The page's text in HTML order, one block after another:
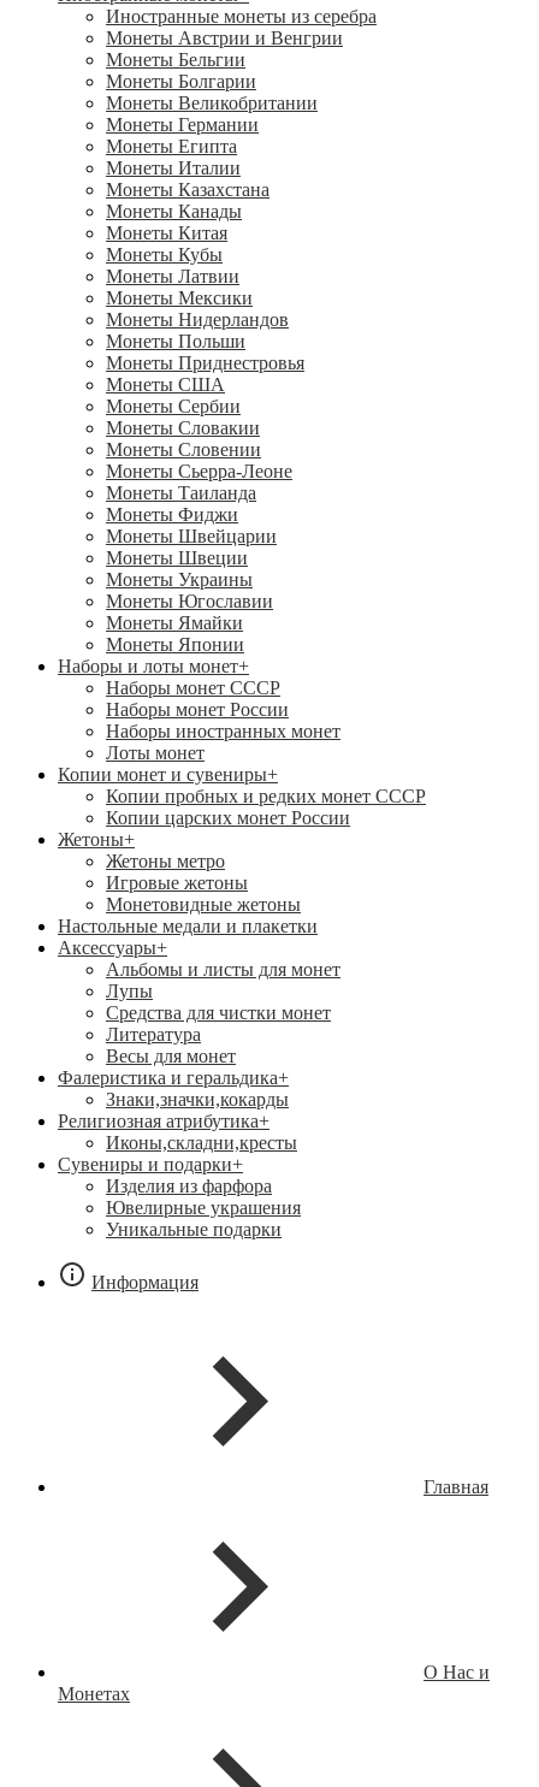
Иностранные монеты из серебра
Монеты Австрии и Венгрии
Монеты Бельгии
Монеты Болгарии
Монеты Великобритании
Монеты Германии
Монеты Египта
Монеты Италии
Монеты Казахстана
Монеты Канады
Монеты Китая
Монеты Кубы
Монеты Латвии
Монеты Мексики
Монеты Нидерландов
Монеты Польши
Монеты Приднестровья
Монеты США
Монеты Сербии
Монеты Словакии
Монеты Словении
Монеты Сьерра-Леоне
Монеты Таиланда
Монеты Фиджи
Монеты Швейцарии
Монеты Швеции
Монеты Украины
Монеты Югославии
Монеты Ямайки
Монеты Японии
Наборы и лоты монет+
Наборы монет СССР
Наборы монет России
Наборы иностранных монет
Лоты монет
Копии монет и сувениры+
Копии пробных и редких монет СССР
Копии царских монет России
Жетоны+
Жетоны метро
Игровые жетоны
Монетовидные жетоны
Настольные медали и плакетки
Аксессуары+
Альбомы и листы для монет
Лупы
Средства для чистки монет
Литература
Весы для монет
Фалеристика и геральдика+
Знаки,значки,кокарды
Религиозная атрибутика+
Иконы,складни,кресты
Сувениры и подарки+
Изделия из фарфора
Ювелирные украшения
Уникальные подарки
Информация
Главная
О Нас и
Монетах